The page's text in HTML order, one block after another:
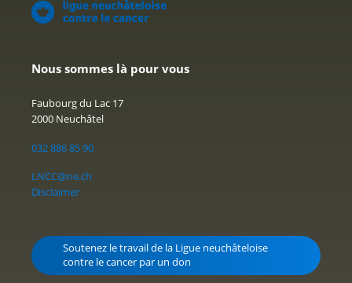
Nous sommes là pour vous
Faubourg du Lac 17
2000 Neuchâtel
032 886 85 90
LNCC@ne.ch
Disclaimer
Soutenez le travail de la Ligue neuchâteloise
contre le cancer par un don